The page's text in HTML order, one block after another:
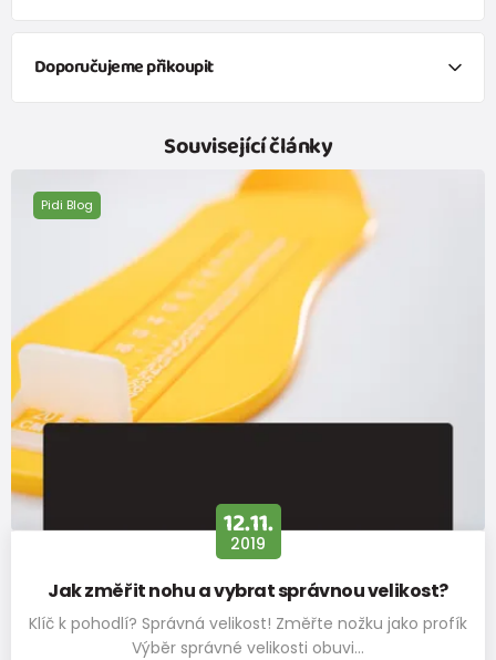
Doporučujeme přikoupit
veselé ponožky FUNNY dívčí - 3pack, Pidilidi, PD0134-01, holka
229 Kč
od 139 Kč s DPH
Skladem
Související články
Pidi Blog
12.11.
2019
Jak změřit nohu a vybrat správnou velikost?
Klíč k pohodlí? Správná velikost! Změřte nožku jako profík
Výběr správné velikosti obuvi…